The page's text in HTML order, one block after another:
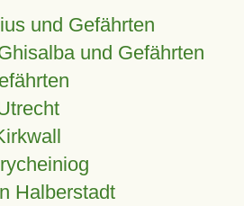
und Gefährten
und Gefährten
Halberstadt